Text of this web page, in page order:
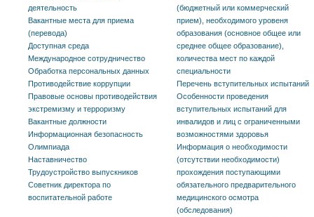
деятельность
Вакантные места для приема
(перевода)
Доступная среда
Международное сотрудничество
Обработка персональных данных
Противодействие коррупции
Правовые основы противодействия
экстремизму и терроризму
Вакантные должности
Информационная безопасность
Олимпиада
Наставничество
Трудоустройство выпускников
Советник директора по
воспитательной работе
(бюджетный или коммерческий
прием), необходимого уровеня
образования (основное общее или
среднее общее образование),
количества мест по каждой
специальности
Перечень вступительных испытаний
Особенности проведения
вступительных испытаний для
инвалидов и лиц с ограниченными
возможностями здоровья
Информация о необходимости
(отсутствии необходимости)
прохождения поступающими
обязательного предварительного
медицинского осмотра
(обследования)